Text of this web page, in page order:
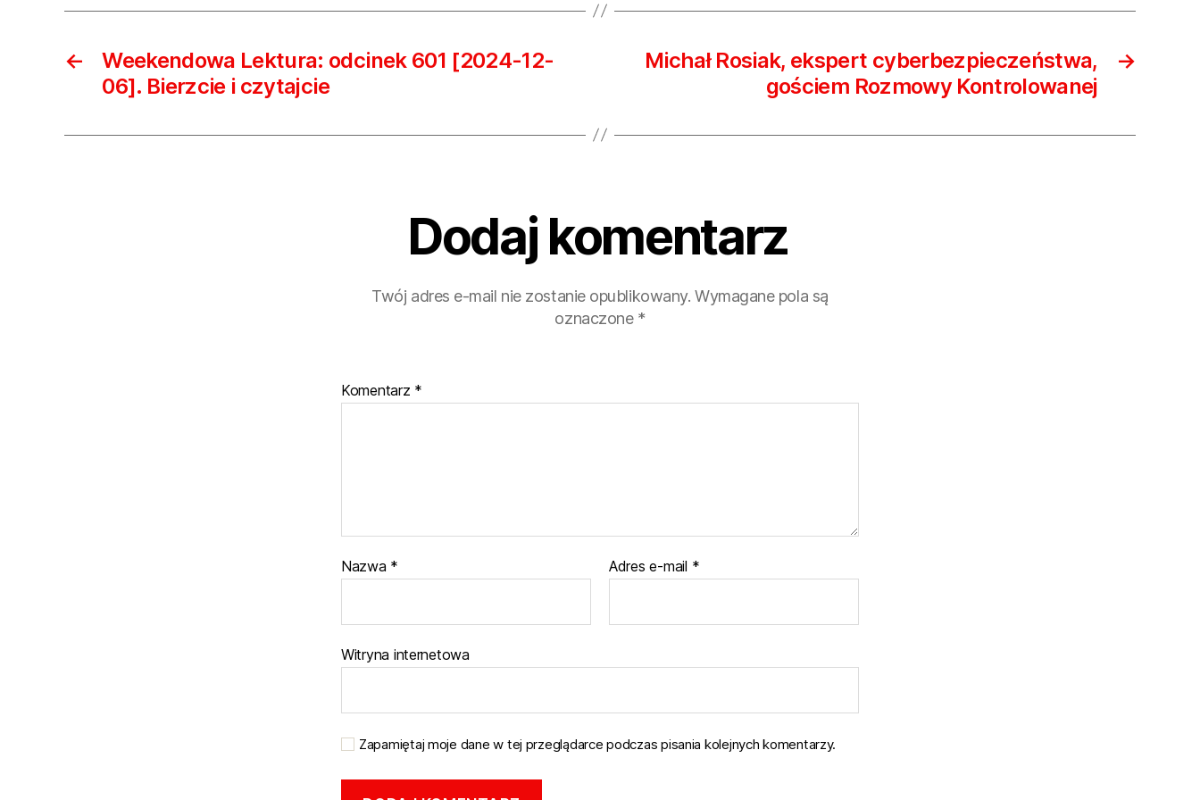
←
Weekendowa Lektura: odcinek 601 [2024-12-
06]. Bierzcie i czytajcie
→
Michał Rosiak, ekspert cyberbezpieczeństwa,
gościem Rozmowy Kontrolowanej
Dodaj komentarz
Twój adres e-mail nie zostanie opublikowany. Wymagane pola są
oznaczone *
Komentarz *
Nazwa * Adres e-mail *
Witryna internetowa
Zapamiętaj moje dane w tej przeglądarce podczas pisania kolejnych komentarzy.